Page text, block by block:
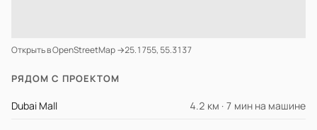
Открыть в OpenStreetMap →25.1755, 55.3137
РЯДОМ С ПРОЕКТОМ
Dubai Mall 4.2 км · 7 мин на машине